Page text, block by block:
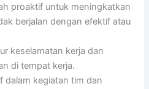
proaktif untuk meningkatkan
berjalan dengan efektif atau
keselamatan kerja dan
di tempat kerja.
dalam kegiatan tim dan